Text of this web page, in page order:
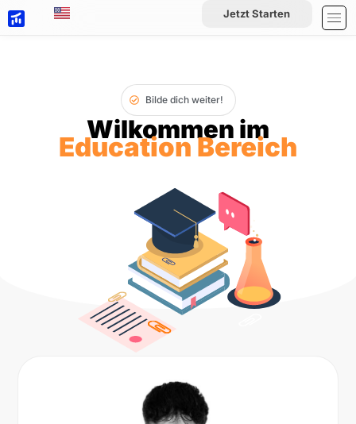
Jetzt Starten
Bilde dich weiter!
Wilkommen im
Education Bereich